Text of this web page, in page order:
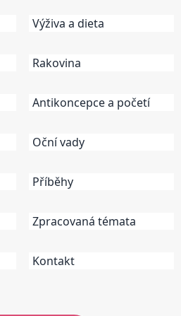
Výživa a dieta
Rakovina
Antikoncepce a početí
Oční vady
Příběhy
Zpracovaná témata
Kontakt